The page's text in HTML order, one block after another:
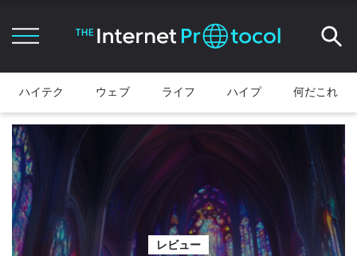
ハイテク ウェブ ライフ ハイプ 何だこれ
レビュー